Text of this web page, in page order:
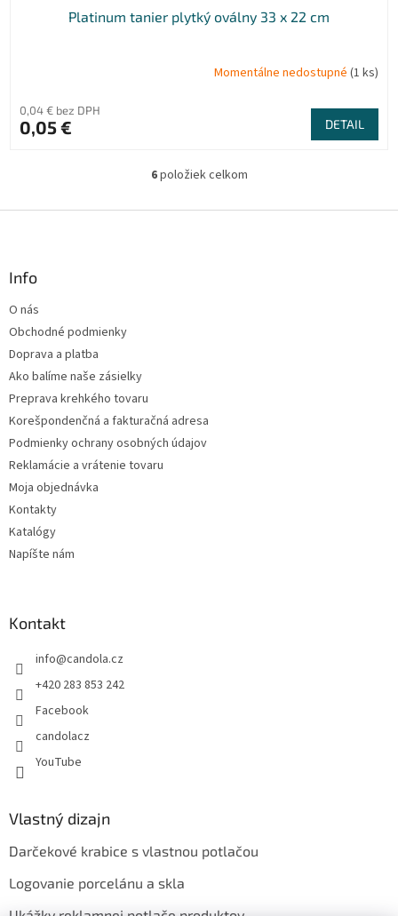
Platinum tanier plytký oválny 33 x 22 cm
Momentálne nedostupné (1 ks)
0,04 € bez DPH
0,05 € DETAIL
O
l
v
p
6položiek celkom
Info
O nás
Obchodné podmienky
Doprava a platba
Ako balíme naše zásielky
Preprava krehkého tovaru
Korešpondenčná a fakturačná adresa
Podmienky ochrany osobných údajov
Reklamácie a vrátenie tovaru
Moja objednávka
Kontakty
Katalógy
Napíšte nám
Kontakt
info@candola.cz
+420 283 853 242
Facebook
candolacz
YouTube
Vlastný dizajn
Darčekové krabice s vlastnou potlačou
Logovanie porcelánu a skla